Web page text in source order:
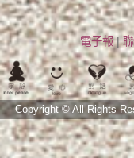
電子報|
Copyright © All Rights